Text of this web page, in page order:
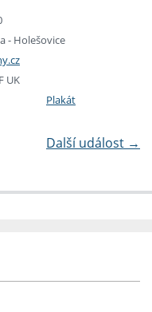
- Holešovice
UK
Plakát
Další událost →